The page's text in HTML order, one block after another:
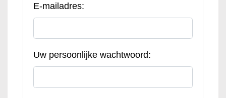
E-mailadres:
Uw persoonlijke wachtwoord: